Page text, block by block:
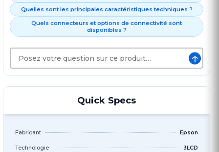
Quelles sont les principales caractéristiques techniques ?
Quels connecteurs et options de connectivité sont
disponibles ?
↑
Quick Specs
Fabricant Epson
Technologie 3LCD